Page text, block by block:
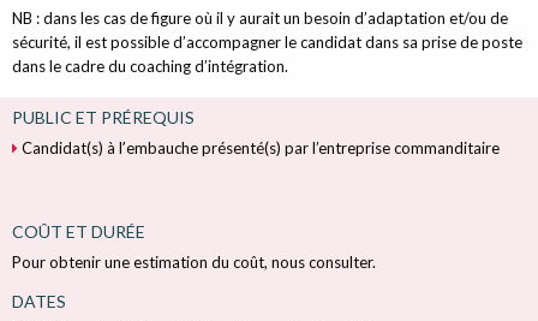
NB : dans les cas de figure où il y aurait un besoin d’adaptation et/ou de
sécurité, il est possible d’accompagner le candidat dans sa prise de poste
dans le cadre du coaching d’intégration.
PUBLIC ET PRÉREQUIS
Candidat(s) à lʼembauche présenté(s) par l’entreprise commanditaire
COÛT ET DURÉE
Pour obtenir une estimation du coût, nous consulter.
DATES